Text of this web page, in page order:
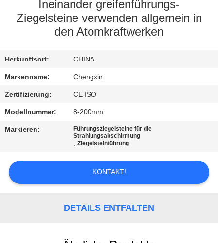
TRETEN
UNS
IN
VERBINDUNG
NACHRICHTEN
FÄLLE
Ineinander greifenführungs-
Ziegelsteine verwenden allgemein in
den Atomkraftwerken
Herkunftsort: CHINA
Markenname: Chengxin
Zertifizierung: CE ISO
Modellnummer: 8-200mm
Markieren:
Führungsziegelsteine für die
Strahlungsabschirmung
,Ziegelsteinführung
KONTAKT!
DETAILS ENTFALTEN